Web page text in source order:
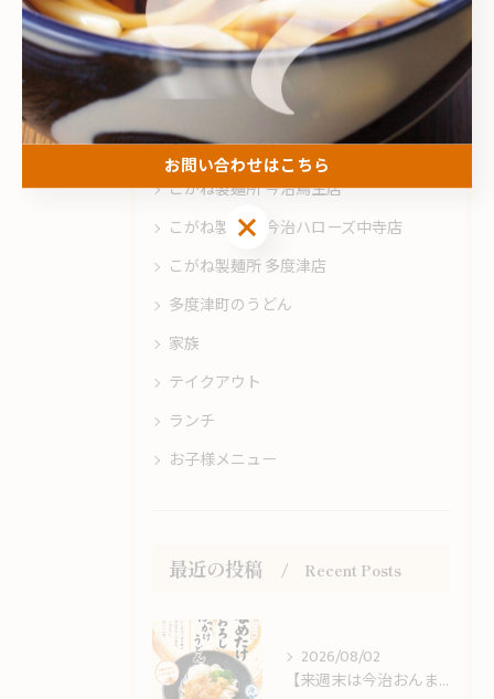
カテゴリー Categories
全てのカテゴリー
こがね製麺所 今治鳥生店
こがね製麺所 今治ハローズ中寺店
こがね製麺所 多度津店
多度津町のうどん
家族
テイクアウト
ランチ
お子様メニュー
最近の投稿 Recent Posts
2026/08/02
【来週末は今治おんまく！】猛暑の休日ランチは冷やしうどんでサッパリと
お問い合わせはこちら
お問い合わせはこちら